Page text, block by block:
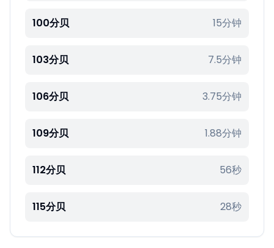
100分贝 15分钟
103分贝 7.5分钟
106分贝 3.75分钟
109分贝 1.88分钟
112分贝 56秒
115分贝 28秒